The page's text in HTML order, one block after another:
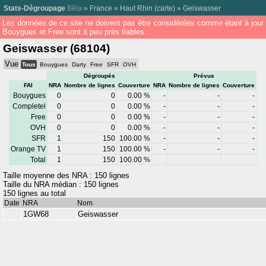
Stats-Dégroupage Bêta » France » Haut Rhin (carte) » Geiswasser
Les données de ce site ne doivent pas être considérées comme étant à
Bouygues et Free sont à peu près fiables.
Geiswasser (68104)
Vue Tous Bouygues Darty Free SFR
OVH
Dégroupés
Prévus
FAI
NRA Nombre de lignes Couverture NRA Nombre de lignes Couverture
Bouygues 0 0 0.00 % - -
-
Completel
0 0 0.00 % - -
-
Free
0 0 0.00 % - -
-
OVH
0 0 0.00 % - -
-
SFR
1 150 100.00 % - -
-
Orange TV
1 150 100.00 % - -
-
Total
1 150 100.00 %
Taille moyenne des NRA : 150 lignes
Taille du NRA médian : 150 lignes
150 lignes au total
Date NRA Nom
1GW68 Geiswasser